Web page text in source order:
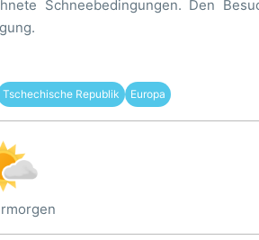
Schneebedingungen. Den
Tschechische Republik Europa